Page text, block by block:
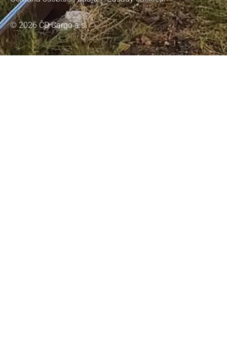
© 2026 ČD Cargo a.s.